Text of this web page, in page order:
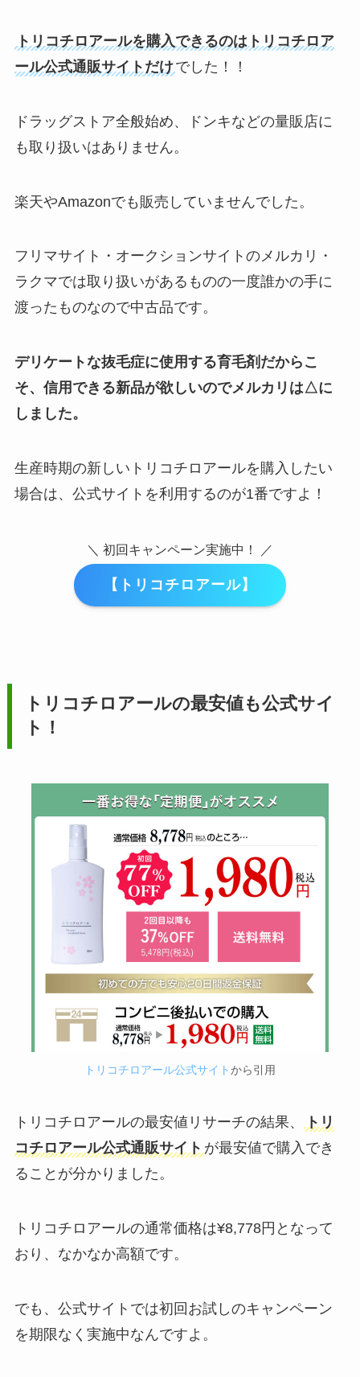
トリコチロアールを購入できるのはトリコチロア
ール公式通販サイトだけでした！！
ドラッグストア全般始め、ドンキなどの量販店に
も取り扱いはありません。
楽天やAmazonでも販売していませんでした。
フリマサイト・オークションサイトのメルカリ・
ラクマでは取り扱いがあるものの一度誰かの手に
渡ったものなので中古品です。
デリケートな抜毛症に使用する育毛剤だからこ
そ、信用できる新品が欲しいのでメルカリは△に
しました。
生産時期の新しいトリコチロアールを購入したい
場合は、公式サイトを利用するのが1番ですよ！
＼ 初回キャンペーン実施中！ ／
【トリコチロアール】
トリコチロアールの最安値も公式サイ
ト！
トリコチロアール公式サイトから引用
トリコチロアールの最安値リサーチの結果、
トリ
コチロアール公式通販サイト が最安値で購入でき
ることが分かりました。
トリコチロアールの通常価格は¥8,778円となって
おり、なかなか高額です。
でも、公式サイトでは初回お試しのキャンペーン
を期限なく実施中なんですよ。